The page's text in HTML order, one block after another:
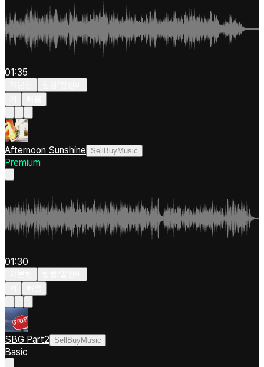
01:35
Afternoon Sunshine SellBuyMusic
Premium
01:30
SBG Part2 SellBuyMusic
Basic